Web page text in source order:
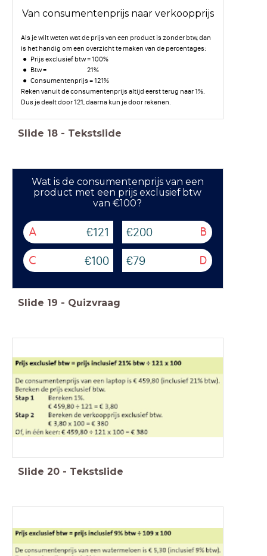
Van consumentenprijs naar verkoopprijs
Als je wilt weten wat de prijs van een product is zonder btw, dan
is het handig om een overzicht te maken van de percentages:
Prijs exclusief btw = 100%
Btw = 21%
Consumentenprijs = 121%
Reken vanuit de consumentenprijs altijd eerst terug naar 1%.
Dus je deelt door 121, daarna kun je door rekenen.
Slide 18 - Tekstslide
Wat is de consumentenprijs van een
product met een prijs exclusief btw
van €100?
A €121 B
€200
C €100 D
€79
Slide 19 - Quizvraag
Slide 20 - Tekstslide